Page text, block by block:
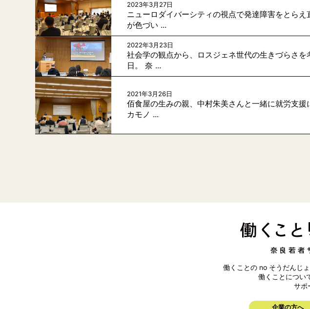
2023年3月27日
ニューロダイバーシティの視点で発達障害をとら
が色づい ...
2022年3月23日
社会学の観点から、ロスジェネ世代の生きづらさ
日。 奈 ...
2021年3月26日
佰食屋の生みの親、中村朱美さんと一緒に就労支
カモノ ...
働くことの no そうだんじ
働くことについ
サポ
企業の方へ